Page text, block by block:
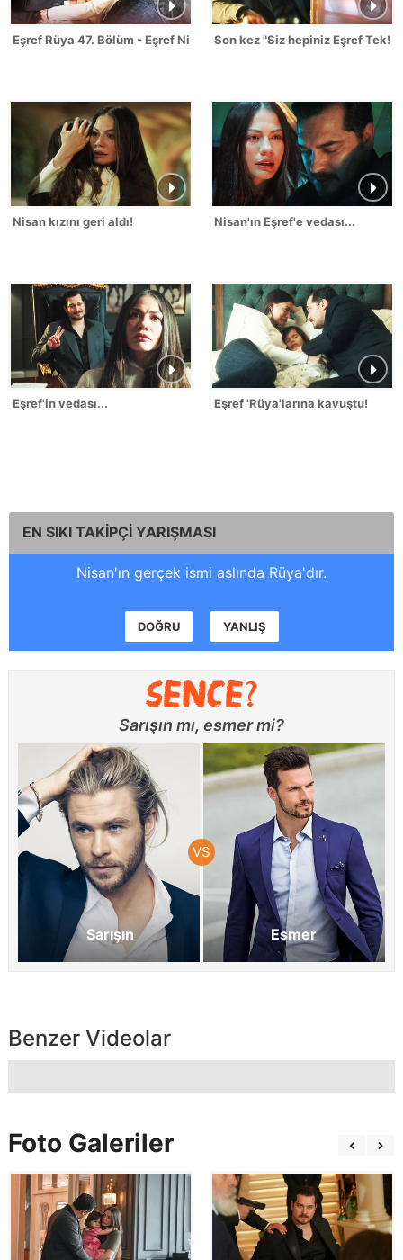
Eşref Rüya 47. Bölüm - Eşref Nisan SahneleriSon kez "Siz hepiniz Eşref Tek!"
Nisan kızını geri aldı! Nisan'ın Eşref'e vedası...
Eşref'in vedası... Eşref 'Rüya'larına kavuştu!
EN SIKI TAKİPÇİ YARIŞMASI
Nisan'ın gerçek ismi aslında Rüya'dır.
DOĞRU YANLIŞ
Sarışın mı, esmer mi?
Sarışın Esmer
Benzer Videolar
Foto Galeriler